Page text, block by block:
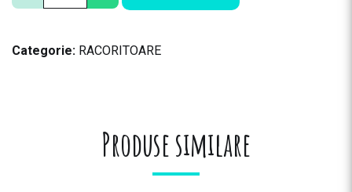
iCategorie: RACORITOARE
Produse similare